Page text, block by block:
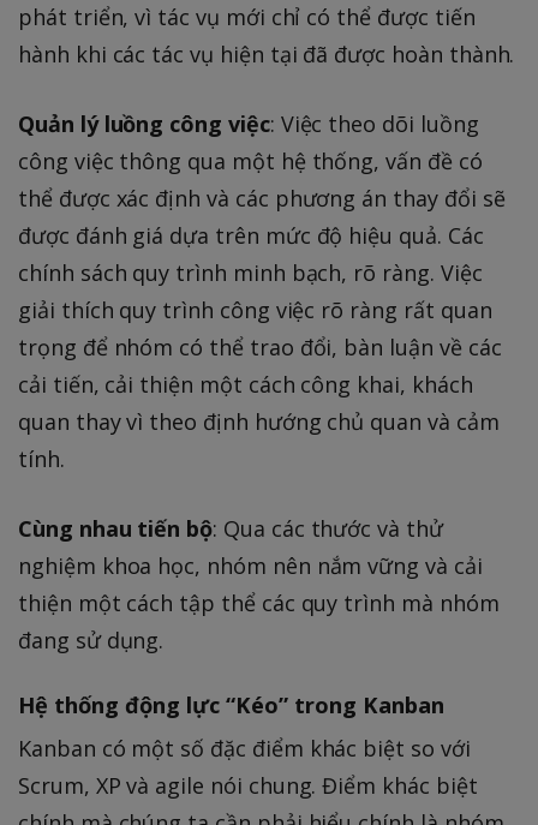
phát triển, vì tác vụ mới chỉ có thể được tiến
hành khi các tác vụ hiện tại đã được hoàn thành.
Quản lý luồng công việc: Việc theo dõi luồng
công việc thông qua một hệ thống, vấn đề có
thể được xác định và các phương án thay đổi sẽ
được đánh giá dựa trên mức độ hiệu quả. Các
chính sách quy trình minh bạch, rõ ràng. Việc
giải thích quy trình công việc rõ ràng rất quan
trọng để nhóm có thể trao đổi, bàn luận về các
cải tiến, cải thiện một cách công khai, khách
quan thay vì theo định hướng chủ quan và cảm
tính.
Cùng nhau tiến bộ: Qua các thước và thử
nghiệm khoa học, nhóm nên nắm vững và cải
thiện một cách tập thể các quy trình mà nhóm
đang sử dụng.
Hệ thống động lực “Kéo” trong Kanban
Kanban có một số đặc điểm khác biệt so với
Scrum, XP và agile nói chung. Điểm khác biệt